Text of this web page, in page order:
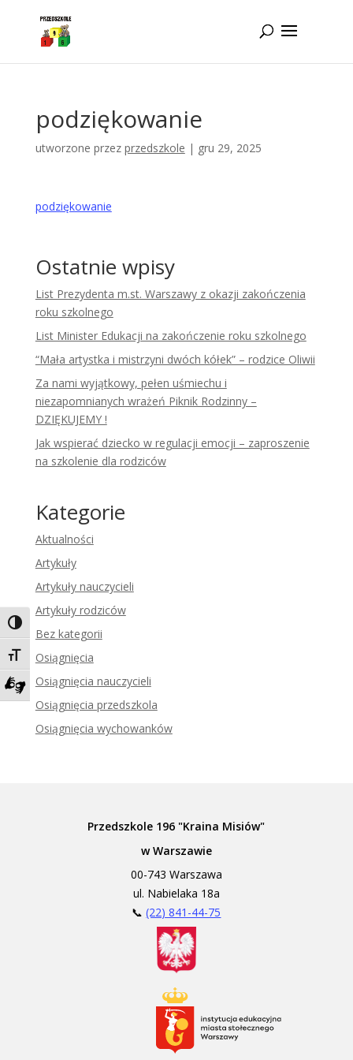
Toggle High Contrast
Toggle Font size
Zadzwoń do tłumacza języka migowego
podziękowanie
utworzone przez przedszkole | gru 29, 2025
podziękowanie
Ostatnie wpisy
List Prezydenta m.st. Warszawy z okazji zakończenia
roku szkolnego
List Minister Edukacji na zakończenie roku szkolnego
“Mała artystka i mistrzyni dwóch kółek” – rodzice Oliwii
Za nami wyjątkowy, pełen uśmiechu i
niezapomnianych wrażeń Piknik Rodzinny –
DZIĘKUJEMY !
Jak wspierać dziecko w regulacji emocji – zaproszenie
na szkolenie dla rodziców
Kategorie
Aktualności
Artykuły
Artykuły nauczycieli
Artykuły rodziców
Bez kategorii
Osiągnięcia
Osiągnięcia nauczycieli
Osiągnięcia przedszkola
Osiągnięcia wychowanków
Przedszkole 196 "Kraina Misiów"
w Warszawie
00-743 Warszawa
ul. Nabielaka 18a
📞(22) 841-44-75